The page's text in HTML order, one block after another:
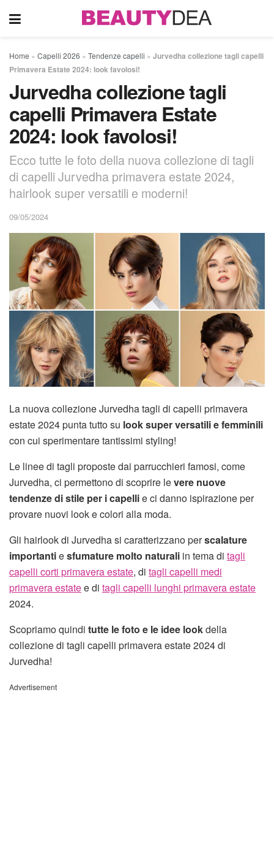
Home » Capelli 2026 » Tendenze capelli » Jurvedha collezione tagli capelli
Primavera Estate 2024: look favolosi!
Jurvedha collezione tagli
capelli Primavera Estate
2024: look favolosi!
Ecco tutte le foto della nuova collezione di tagli
di capelli Jurvedha primavera estate 2024,
hairlook super versatili e moderni!
09/05/2024
La nuova collezione Jurvedha tagli di capelli primavera
estate 2024 punta tutto su look super versatili e femminili
con cui sperimentare tantissimi styling!
Le linee di tagli proposte dai parrucchieri famosi, come
Jurvedha, ci permettono di scoprire levere nuove
tendenze di stile per i capellie ci danno ispirazione per
provare nuovi look e colori alla moda.
Gli hairlook di Jurvedha si caratterizzano perscalature
importantiesfumature molto naturali in tema di tagli
capelli corti primavera estate, di tagli capelli medi
primavera estatee di tagli capelli lunghi primavera estate
2024.
Scopriamo quindi tutte le foto e le idee lookdella
collezione di tagli capelli primavera estate 2024 di
Jurvedha!
Advertisement